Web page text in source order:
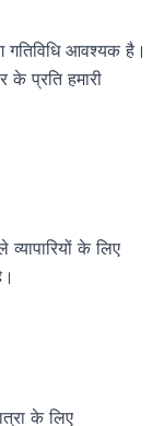
गतिविधि आवश्यक है।
के प्रति हमारी
के लिए
के लिए